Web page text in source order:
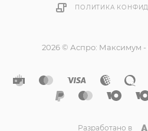
ПОЛИТИКА
2026 © Аспро: Максимум -
Разработано в